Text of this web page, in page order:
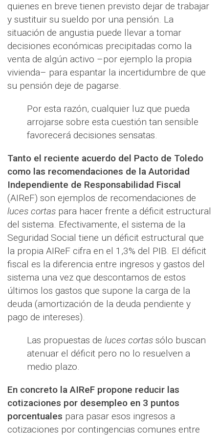
quienes en breve tienen previsto dejar de trabajar
y sustituir su sueldo por una pensión. La
situación de angustia puede llevar a tomar
decisiones económicas precipitadas como la
venta de algún activo –por ejemplo la propia
vivienda– para espantar la incertidumbre de que
su pensión deje de pagarse.
Por esta razón, cualquier luz que pueda
arrojarse sobre esta cuestión tan sensible
favorecerá decisiones sensatas.
Tanto el reciente acuerdo del Pacto de Toledo
como las recomendaciones de la Autoridad
Independiente de Responsabilidad Fiscal
(AIReF) son ejemplos de recomendaciones de
luces cortas para hacer frente a déficit estructural
del sistema. Efectivamente, el sistema de la
Seguridad Social tiene un déficit estructural que
la propia AIReF cifra en el 1,3% del PIB. El déficit
fiscal es la diferencia entre ingresos y gastos del
sistema una vez que descontamos de estos
últimos los gastos que supone la carga de la
deuda (amortización de la deuda pendiente y
pago de intereses).
Las propuestas de luces cortas sólo buscan
atenuar el déficit pero no lo resuelven a
medio plazo.
En concreto la AIReF propone reducir las
cotizaciones por desempleo en 3 puntos
porcentuales para pasar esos ingresos a
cotizaciones por contingencias comunes entre